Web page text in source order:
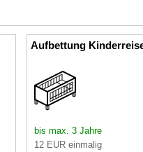
Aufbettung
bis max. 3 Jahre
12 EUR einmalig